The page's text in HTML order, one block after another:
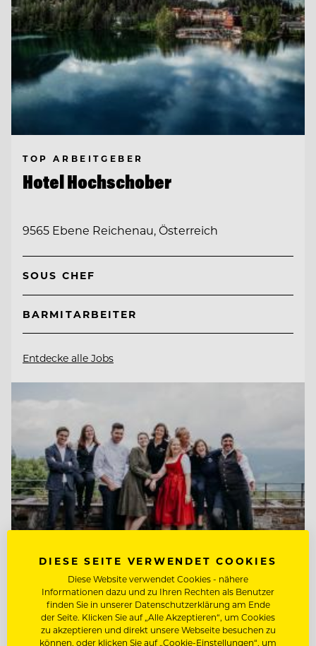
TOP ARBEITGEBER
Hotel Hochschober
9565 Ebene Reichenau, Österreich
SOUS CHEF
BARMITARBEITER
Entdecke alle Jobs
TOP ARBEITGEBER
Kempinski Hotel Berchtesgaden
DIESE SEITE VERWENDET COOKIES
Diese Website verwendet Cookies - nähere
Informationen dazu und zu Ihren Rechten als Benutzer
finden Sie in unserer Datenschutzerklärung am Ende
der Seite. Klicken Sie auf „Alle Akzeptieren“, um Cookies
zu akzeptieren und direkt unsere Webseite besuchen zu
können, oder klicken Sie auf „Cookie-Einstellungen“, um